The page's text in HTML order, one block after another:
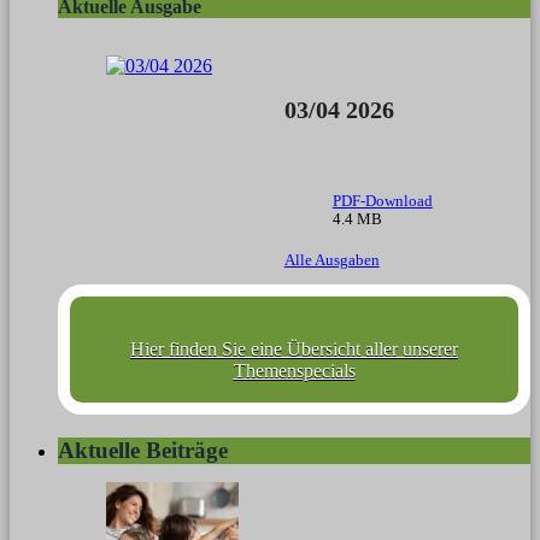
Aktuelle Ausgabe
03/04 2026
PDF-Download
4.4 MB
Alle Ausgaben
Hier finden Sie eine Übersicht aller unserer
Themenspecials
Aktuelle Beiträge